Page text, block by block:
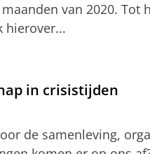
van 2020. Tot
hierover...
in crisistijden
de samenleving,